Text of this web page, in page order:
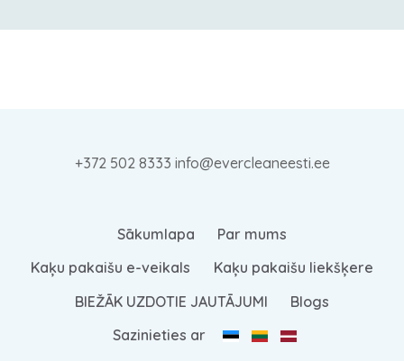
+372 502 8333 info@evercleaneesti.ee
Sākumlapa
Par mums
Kaķu pakaišu e-veikals
Kaķu pakaišu liekšķere
BIEŽĀK UZDOTIE JAUTĀJUMI
Blogs
Sazinieties ar